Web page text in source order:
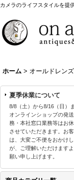
カメラのライフスタイルを提
ホーム > オールドレンズ
夏季休業について
8/8（土）から8/16（日）ま
オンラインショップの発
務・本社窓口業務等はお
させていただきます。お
は、大変ご不便をおかけ
が、ご理解いただけます
願い申し上げます。